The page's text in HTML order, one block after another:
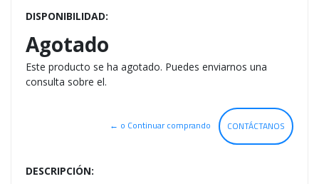
DISPONIBILIDAD:
Agotado
Este producto se ha agotado. Puedes enviarnos una
consulta sobre el.
CONTÁCTANOS
← o Continuar comprando
DESCRIPCIÓN: